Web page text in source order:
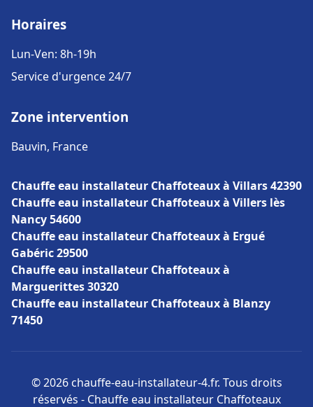
Horaires
Lun-Ven: 8h-19h
Service d'urgence 24/7
Zone intervention
Bauvin, France
Chauffe eau installateur Chaffoteaux à Villars 42390
Chauffe eau installateur Chaffoteaux à Villers lès
Nancy 54600
Chauffe eau installateur Chaffoteaux à Ergué
Gabéric 29500
Chauffe eau installateur Chaffoteaux à
Marguerittes 30320
Chauffe eau installateur Chaffoteaux à Blanzy
71450
© 2026 chauffe-eau-installateur-4.fr. Tous droits
réservés - Chauffe eau installateur Chaffoteaux